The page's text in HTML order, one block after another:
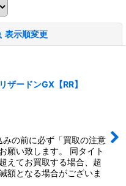
表示順変更
ザードンGX【RR】
の前に必ず「買取の注意
願い致します。 同タイト
えてお買取する場合、超
額となる場合がございま